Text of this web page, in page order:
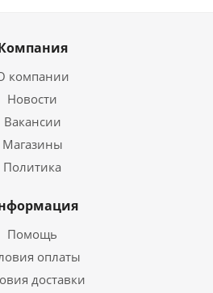
компании
Новости
Вакансии
Магазины
Политика
Помощь
оплаты
доставки